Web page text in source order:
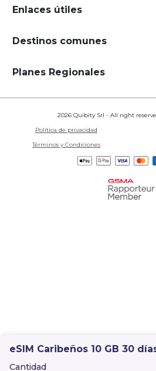
eSIM Caribeños 10 GB 30
Cantidad
Enlaces útiles
Destinos comunes
Planes Regionales
2026 Quibity Srl - All right
Política de privacidad
Términos y Condiciones